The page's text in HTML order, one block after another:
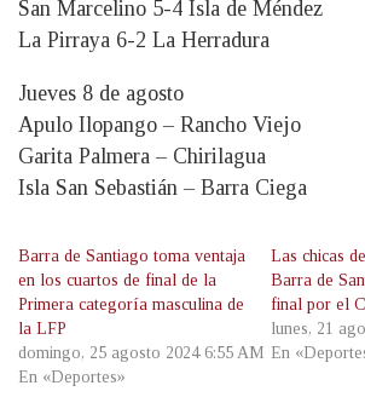
San Marcelino 5-4 Isla de Méndez
La Pirraya 6-2 La Herradura
Jueves 8 de agosto
Apulo Ilopango – Rancho Viejo
Garita Palmera – Chirilagua
Isla San Sebastián – Barra Ciega
Barra de Santiago toma ventaja
en los cuartos de final de la
Primera categoría masculina de
la LFP
domingo, 25 agosto 2024 6:55 AM
En «Deportes»
Las chicas
Barra de
final por el
lunes, 21
En